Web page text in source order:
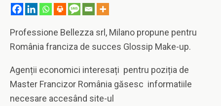
Professione Bellezza srl, Milano propune pentru
România franciza de succes Glossip Make-up.
Agenții economici interesați pentru poziția de
Master Francizor România găsesc informatiile
necesare accesând site-ul